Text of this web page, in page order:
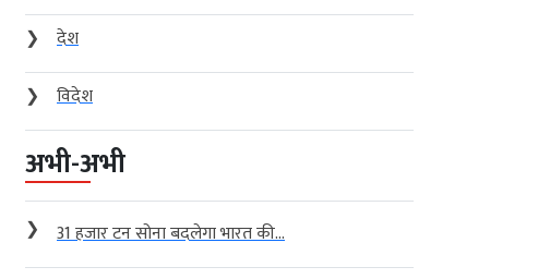
❯
देश
❯
विदेश
अभी-अभी
❯ 31 हजार टन सोना बदलेगा भारत की...